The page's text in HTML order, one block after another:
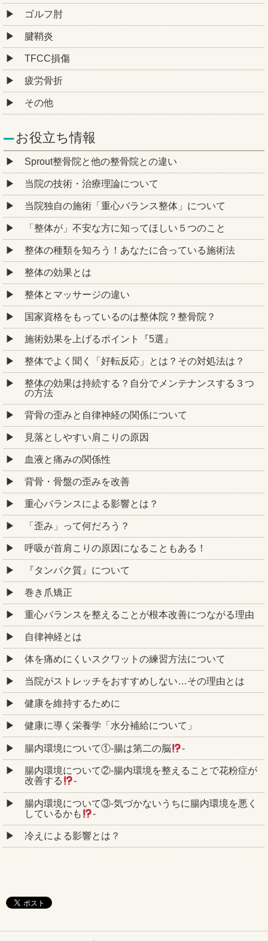
ゴルフ肘
腱鞘炎
TFCC損傷
疲労骨折
その他
お役立ち情報
Sprout整骨院と他の整骨院との違い
当院の技術・治療理論について
当院独自の施術「重心バランス整体」について
「整体が」不安な方に知ってほしい５つのこと
整体の種類を知ろう！あなたに合っている施術法
整体の効果とは
整体とマッサージの違い
国家資格をもっているのは整体院？整骨院？
施術効果を上げるポイント『5選』
整体でよく聞く「好転反応」とは？その対処法は？
整体の効果は持続する？自分でメンテナンスする３つ
の方法
背骨の歪みと自律神経の関係について
見落としやすい肩こりの原因
血液と痛みの関係性
背骨・骨盤の歪みを改善
重心バランスによる影響とは？
「歪み」って何だろう？
呼吸が首肩こりの原因になることもある！
『タンパク質』について
巻き爪矯正
重心バランスを整えることが根本改善につながる理由
自律神経とは
体を痛めにくいスクワットの練習方法について
当院がストレッチをおすすめしない…その理由とは
健康を維持するために
健康に導く栄養学「水分補給について」
腸内環境について①‐腸は第二の脳 ‐
腸内環境について②‐腸内環境を整えることで花粉症が
改善する
‐
腸内環境について③‐気づかないうちに腸内環境を悪く
しているかも
‐
冷えによる影響とは？